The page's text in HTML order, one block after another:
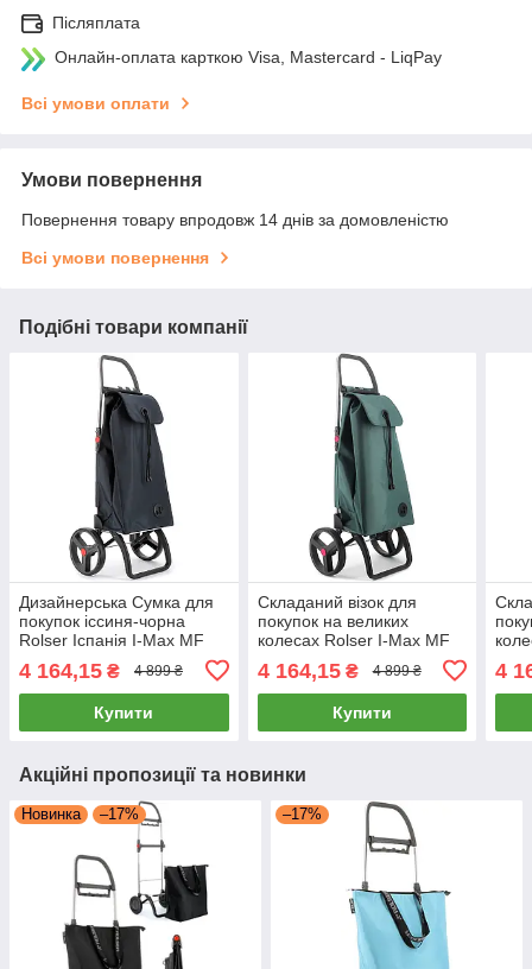
Післяплата
Онлайн-оплата карткою Visa, Mastercard - LiqPay
Всі умови оплати
Умови повернення
Повернення товару впродовж 14 днів за домовленістю
Всі умови повернення
Подібні товари компанії
Дизайнерська Сумка для
покупок іссиня-чорна
Rolser Іспанія I-Max MF
4 164,15 ₴ 4 899 ₴
Купити
Складаний візок для
покупок на великих
колесах Rolser I-Max MF
2LRSG Sea Coast зелена
Іспанія
4 164,15₴ 4 899 ₴
Купити
4
Акційні пропозиції та новинки
Новинка –17% –17%